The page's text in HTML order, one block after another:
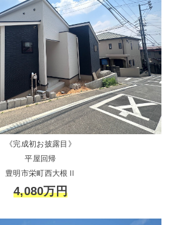
《完成初お披露目》
平屋回帰
豊明市栄町西大根Ⅱ
4,080万円